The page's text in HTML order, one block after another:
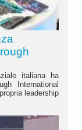
italiana ha
International
leadership